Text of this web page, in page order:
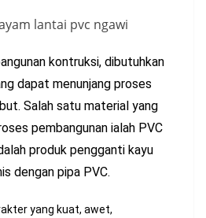
kontruksi, dibutuhkan
dapat menunjang proses
Salah satu material yang
pembangunan ialah PVC
produk pengganti kayu
dengan pipa PVC.
yang kuat, awet,